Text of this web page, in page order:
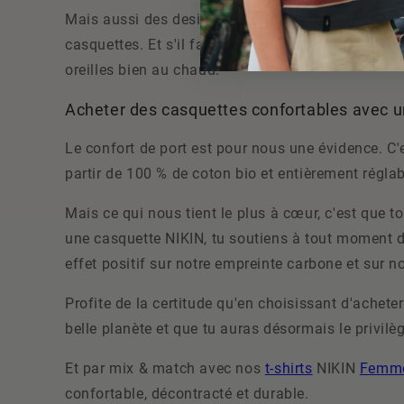
Mais aussi des designs classiques et sobres
casquettes. Et s'il fait tout de même plus froid,
oreilles bien au chaud.
Acheter des casquettes confortables avec
Le confort de port est pour nous une évidence.
partir de 100 % de coton bio et entièrement
Mais ce qui nous tient le plus à cœur, c'est que
une casquette NIKIN, tu soutiens à tout
effet positif sur notre empreinte carbone et sur
Profite de la certitude qu'en choisissant
belle planète et que tu auras désormais le
Et par mix & match avec nos t-shirts NIKIN
confortable, décontracté et durable.